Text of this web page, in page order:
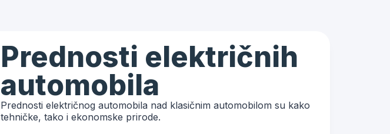
Prednosti električnih
automobila
Prednosti električnog automobila nad klasičnim automobilom su kako
tehničke, tako i ekonomske prirode.